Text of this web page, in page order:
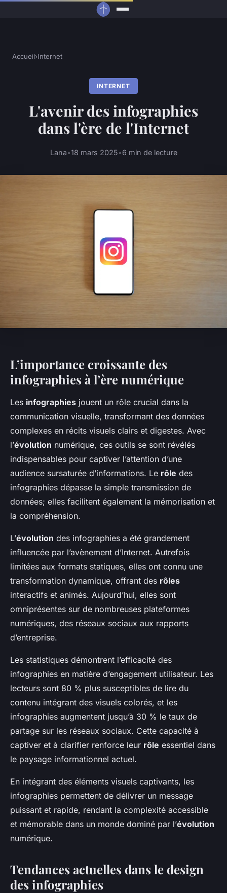
Accueil›Internet
INTERNET
L'avenir des infographies
dans l'ère de l'Internet
Lana•18 mars 2025•6 min de lecture
L’importance croissante des
infographies à l’ère numérique
Les infographies jouent un rôle crucial dans la
communication visuelle, transformant des données
complexes en récits visuels clairs et digestes. Avec
l’évolution numérique, ces outils se sont révélés
indispensables pour captiver l’attention d’une
audience sursaturée d’informations. Le rôle des
infographies dépasse la simple transmission de
données; elles facilitent également la mémorisation et
la compréhension.
L’évolution des infographies a été grandement
influencée par l’avènement d’Internet. Autrefois
limitées aux formats statiques, elles ont connu une
transformation dynamique, offrant des rôles
interactifs et animés. Aujourd’hui, elles sont
omniprésentes sur de nombreuses plateformes
numériques, des réseaux sociaux aux rapports
d’entreprise.
Les statistiques démontrent l’efficacité des
infographies en matière d’engagement utilisateur. Les
lecteurs sont 80 % plus susceptibles de lire du
contenu intégrant des visuels colorés, et les
infographies augmentent jusqu’à 30 % le taux de
partage sur les réseaux sociaux. Cette capacité à
captiver et à clarifier renforce leur rôle essentiel dans
le paysage informationnel actuel.
En intégrant des éléments visuels captivants, les
infographies permettent de délivrer un message
puissant et rapide, rendant la complexité accessible
et mémorable dans un monde dominé par l’évolution
numérique.
Tendances actuelles dans le design
des infographies